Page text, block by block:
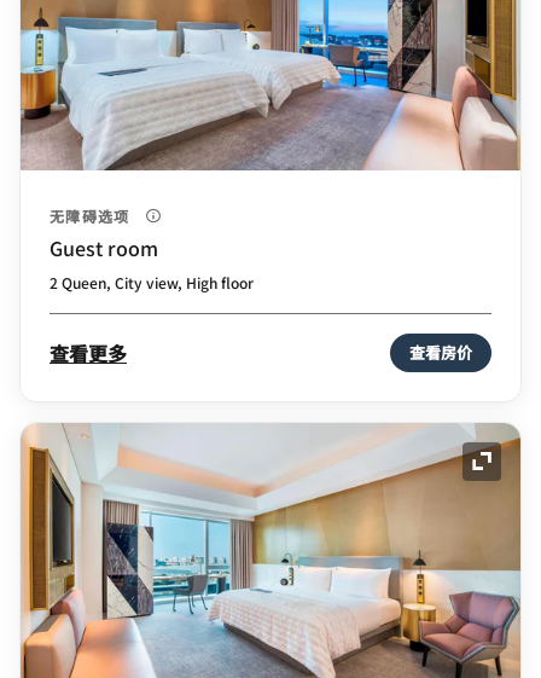
无障碍选项
Guest room
2 Queen, City view, High floor
查看更多 查看房价
展开